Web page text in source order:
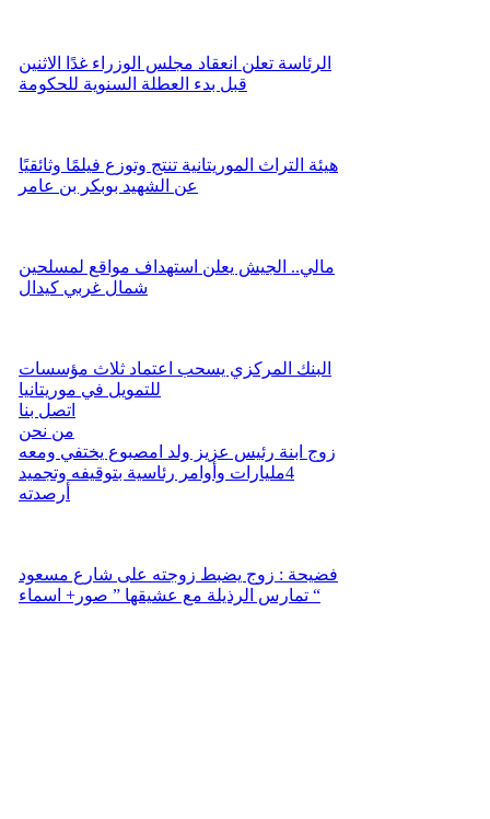
الرئاسة تعلن انعقاد مجلس الوزراء غدًا الاثنين
قبل بدء العطلة السنوية للحكومة
هيئة التراث الموريتانية تنتج وتوزع فيلمًا وثائقيًا
عن الشهيد بوبكر بن عامر
مالي.. الجيش يعلن استهداف مواقع لمسلحين
شمال غربي كيدال
البنك المركزي يسحب اعتماد ثلاث مؤسسات
للتمويل في موريتانيا
اتصل بنا
من نحن
زوج ابنة رئيس عزيز ولد امصبوع يختفي ومعه
4مليارات وأوامر رئاسية بتوقيفه وتجميد
أرصدته
فضيحة : زوج يضبط زوجته على شارع مسعود
تمارس الرذيلة مع عشيقها ” صور+ اسماء “